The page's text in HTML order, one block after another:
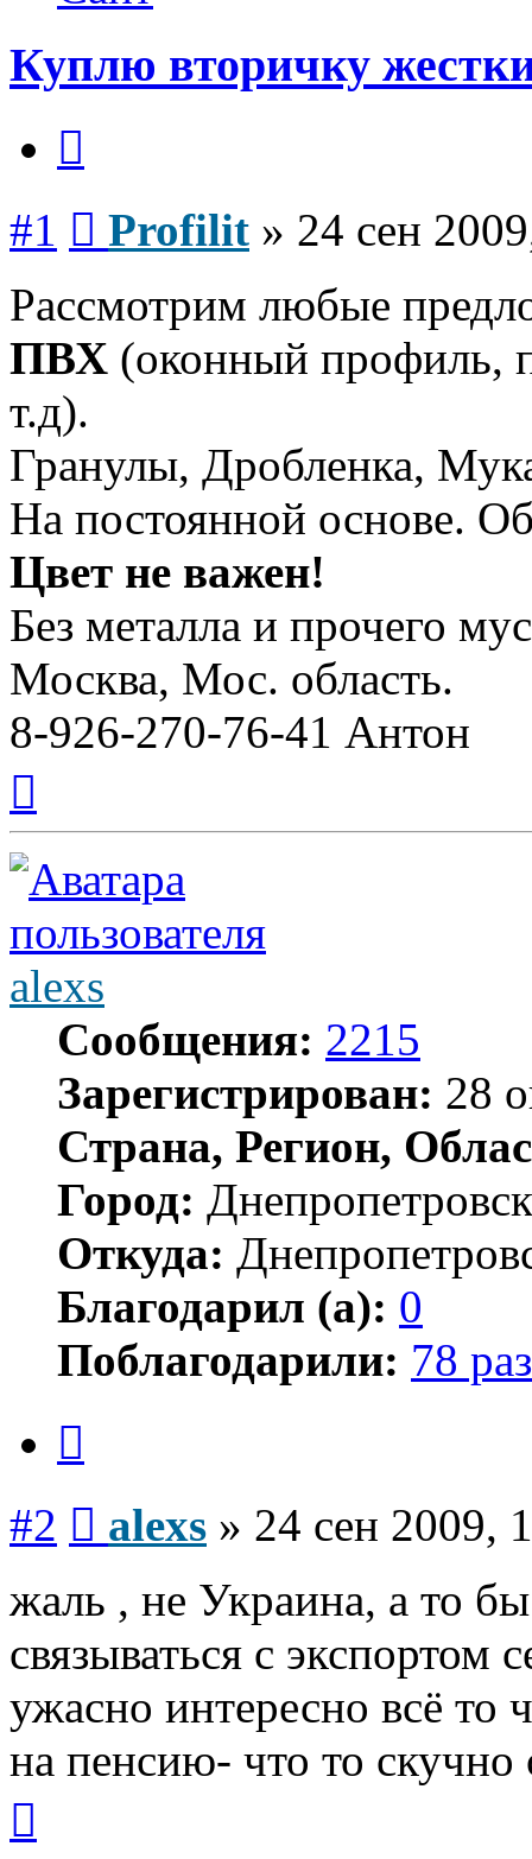
Куплю вторичку
#1 Profilit » 24 сен
Рассмотрим любые
ПВХ (оконный профиль,
т.д).
Гранулы, Дробленка,
На постоянной основе.
Цвет не важен!
Без металла и прочего
Москва, Мос. область.
8-926-270-76-41 Антон
началу
alexs
Сообщения: 2215
Зарегистрирован: 28
Страна, Регион,
Город: Днепропетровск
Откуда:
Благодарил (а): 0
Поблагодарили: 78 раз
#2 alexs » 24 сен 2009,
жаль , не Украина, а то
связываться с экспортом
ужасно интересно всё то
на пенсию- что то скучно
началу